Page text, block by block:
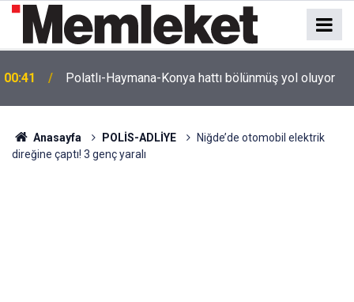
00:41 Polatlı-Haymana-Konya hattı bölünmüş yol oluyor
Anasayfa POLİS-ADLİYE
Niğde’de otomobil elektrik
direğine çaptı! 3 genç yaralı